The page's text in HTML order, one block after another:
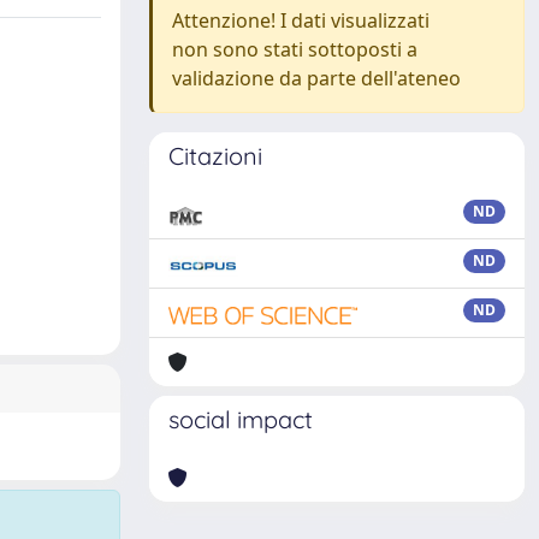
Attenzione! I dati visualizzati
non sono stati sottoposti a
validazione da parte dell'ateneo
Citazioni
ND
ND
ND
social impact